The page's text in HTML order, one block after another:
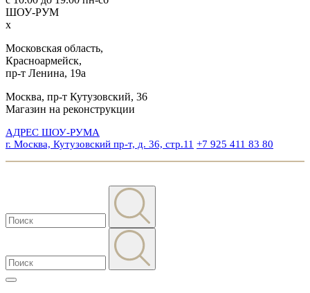
ШОУ-РУМ
x
Московская область,
Красноармейск,
пр-т Ленина, 19а
Москва, пр-т Кутузовский, 36
Магазин на реконструкции
АДРЕС ШОУ-РУМА
г. Москва, Кутузовский пр-т, д. 36, стр.11 +7 925 411 83 80